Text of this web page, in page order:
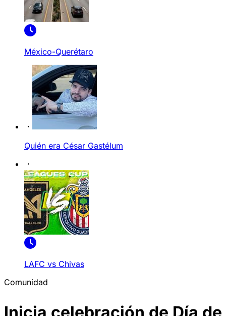
México-Querétaro
Quién era César Gastélum
LAFC vs Chivas
Comunidad